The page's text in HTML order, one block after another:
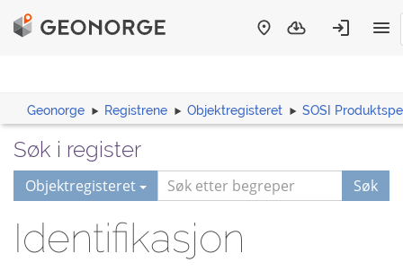
Geonorge Registrene Objektregisteret SOSI
Søk i register
Objektregisteret Søk
Identifikasjon